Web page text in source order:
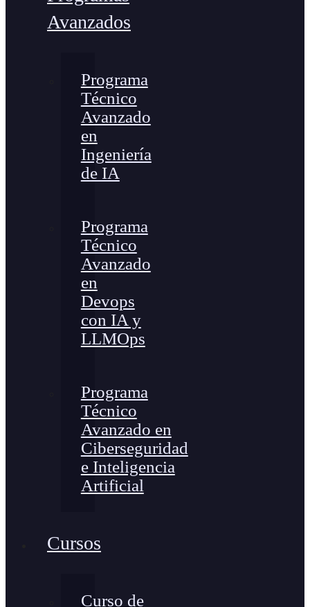
Avanzados
Programa
Técnico
Avanzado
en
Ingeniería
de IA
Programa
Técnico
Avanzado
en
Devops
con IA y
LLMOps
Programa
Técnico
Avanzado en
Ciberseguridad
e Inteligencia
Artificial
Cursos
Curso de